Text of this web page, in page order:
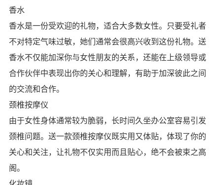
香水
香水是一份受欢迎的礼物，适合大多数女性。只要受礼者
不对特定气味过敏，她们通常会很高兴收到这份礼物。送
香水不仅能加深你与女性朋友的关系，还能在上级领导或
合作伙伴中表现出你的关心和理解，有助于加深彼此之间
的交流和合作。
颈椎按摩仪
由于女性身体通常较为脆弱，长时间久坐办公室容易引发
颈椎问题。送一款颈椎按摩仪既实用又体贴，体现了你的
关心和关注，让礼物不仅实用而且贴心，绝不会被束之高
阁。